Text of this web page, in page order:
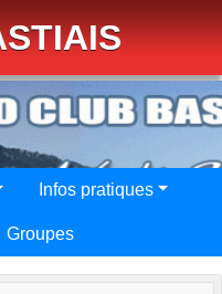
Infos pratiques
Groupes